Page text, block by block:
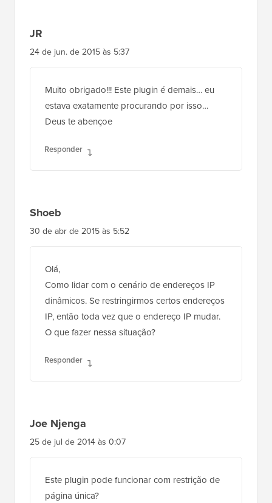
JR
24 de jun. de 2015 às 5:37
Muito obrigado!!! Este plugin é demais… eu
estava exatamente procurando por isso…
Deus te abençoe
Responder
Shoeb
30 de abr de 2015 às 5:52
Olá,
Como lidar com o cenário de endereços IP
dinâmicos. Se restringirmos certos endereços
IP, então toda vez que o endereço IP mudar.
O que fazer nessa situação?
Responder
Joe Njenga
25 de jul de 2014 às 0:07
Este plugin pode funcionar com restrição de
página única?